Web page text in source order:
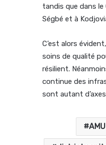
tandis que dans
Ségbé et à
C’est alors
soins de qualité
résilient.
continue des
sont autant
AMU